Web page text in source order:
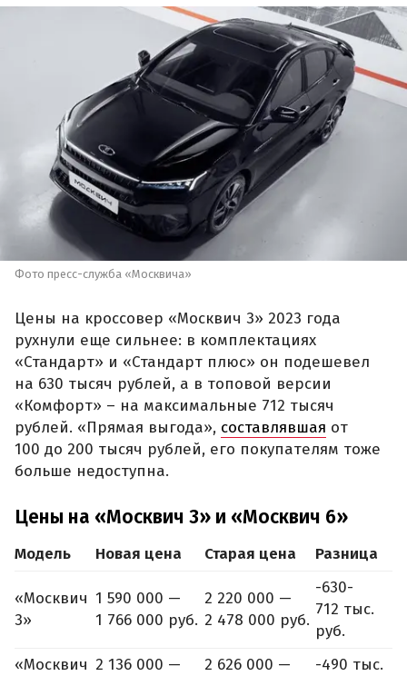
Фото пресс-служба «Москвича»
Цены на кроссовер «Москвич 3» 2023 года
рухнули еще сильнее: в комплектациях
«Стандарт» и «Стандарт плюс» он подешевел
на 630 тысяч рублей, а в топовой версии
«Комфорт» – на максимальные 712 тысяч
рублей. «Прямая выгода», составлявшая от
100 до 200 тысяч рублей, его покупателям тоже
больше недоступна.
Цены на «Москвич 3» и «Москвич 6»
Модель Новая цена Старая цена Разница
«Москвич
3»
1 590 000 —
1 766 000 руб.
2 220 000 —
2 478 000 руб.
-630-
712 тыс.
руб.
«Москвич 2 136 000 —
2 626 000 —
-490 тыс.